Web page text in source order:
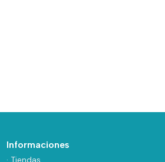
Informaciones
· Tiendas